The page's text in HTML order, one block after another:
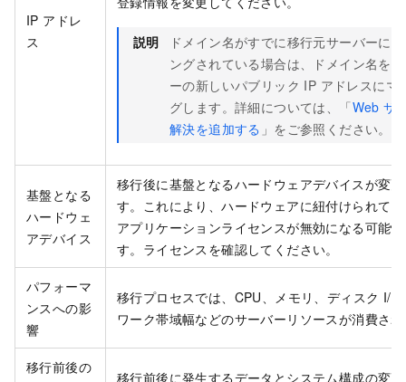
IP アドレ
ス
説明
ドメイン名がすでに移行元サーバーに
ングされている場合は、ドメイン名を
ーの新しいパブリック IP アドレスにマ
グします。詳細については、「Web サ
解決を追加する 」をご参照ください。
基盤となる
ハードウェ
アデバイス
移行後に基盤となるハードウェアデバイスが変
す。これにより、ハードウェアに紐付けられて
アプリケーションライセンスが無効になる可能
す。ライセンスを確認してください。
パフォーマ
ンスへの影
響
移行プロセスでは、CPU、メモリ、ディスク I/O
ワーク帯域幅などのサーバーリソースが消費さ
移行前後の
移行前後に発生するデータとシステム構成の変